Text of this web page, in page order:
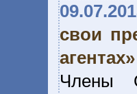
свои
агентах»
Члены